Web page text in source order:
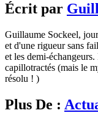
Écrit par
Guillaume Sockeel,
et d'une rigueur sans
et les demi-
capillotractés (mais le
résolu ! )
Plus De :